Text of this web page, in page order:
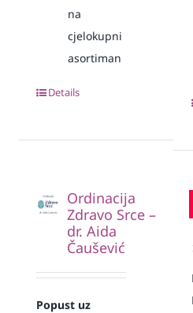
na
cjelokupni
asortiman
Details
Ordinacija
Zdravo Srce –
dr. Aida
Čaušević
Popust uz